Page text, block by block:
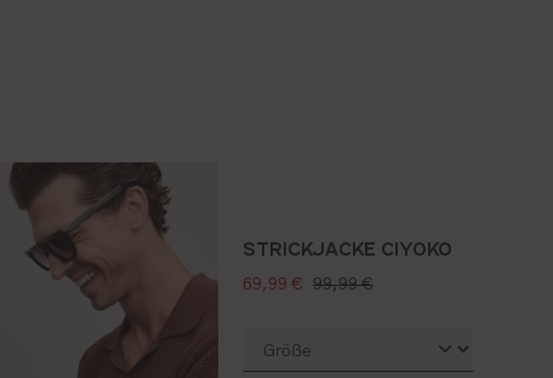
STRICKJACKE CIYOKO
verkaufspreis:
69,99 € regulärer preis:
99,99 €